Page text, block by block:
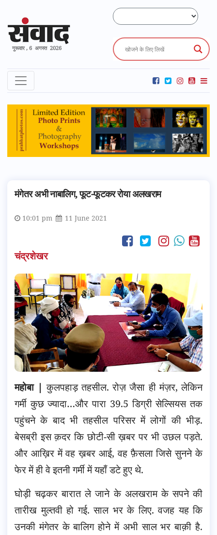
गुरूवार , 6 अगस्त 2026
मंगेतर अभी नाबालिग, फूट-फूटकर रोया अलखराम
10:01 pm 11 June 2021
चंद्रशेखर
महोबा |कुलपहाड़ तहसील. रोज़ जैसा ही मंज़र, लेकिन
गर्मी कुछ ज्यादा…और पारा 39.5 डिग्री सेल्सियस तक
पहुंचने के बाद भी तहसील परिसर में लोगों की भीड़.
बेसब्री इस क़दर कि छोटी-सी ख़बर पर भी उछल पड़ते.
और आख़िर में वह ख़बर आई, वह फ़ैसला जिसे सुनने के
फेर में ही वे इतनी गर्मी में यहाँ डटे हुए थे.
घोड़ी चढ़कर बारात ले जाने के अलखराम के सपने की
तारीख मुल्तवी हो गई. साल भर के लिए. वजह यह कि
उनकी मंगेतर के बालिग होने में अभी साल भर बाक़ी है.